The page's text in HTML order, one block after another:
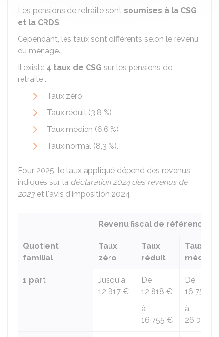
Les pensions de retraite sont soumises à la CSG
et la CRDS.
Cependant, les taux sont différents selon le revenu
du ménage.
Il existe 4 taux de CSG sur les pensions de
retraite :
Taux zéro
Taux réduit (3,8 %)
Taux médian (6,6 %)
Taux normal (8,3 %).
Pour 2025, le taux appliqué dépend des revenus
indiqués sur la déclaration 2024 des revenus de
2023 et l'avis d'imposition 2024.
Quotient
familial
Revenu fiscal de référence
Taux
zéro
Taux
réduit
Taux
médian
1 part
Jusqu'à
12 817 €
De
12 818 €
à
16 755 €
De
16 756 €
à
26 004 €